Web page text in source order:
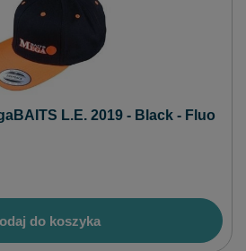
L.E. 2019 - Black - Fluo
do koszyka